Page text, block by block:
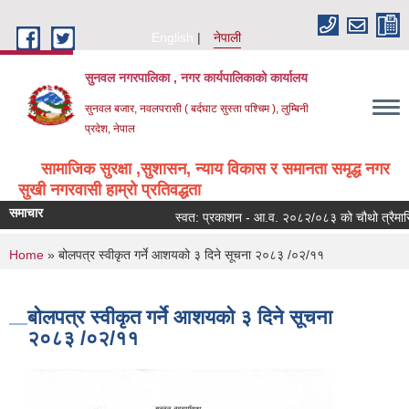
English
नेपाली
सुनवल नगरपालिका , नगर कार्यपालिकाको कार्यालय
सुनवल बजार, नवलपरासी ( बर्दघाट सुस्ता पश्चिम ), लुम्बिनी
प्रदेश, नेपाल
सामाजिक सुरक्षा ,सुशासन, न्याय विकास र समानता समृद्ध नगर
सुखी नगरवासी हाम्रो प्रतिवद्धता
समाचार स्वत: प्रकाशन - आ.व. २०८२/०८३ को चौथो त्रैमासिक
You are here
Home » बोलपत्र स्वीकृत गर्ने आशयको ३ दिने सूचना २०८३ /०२/११
बोलपत्र स्वीकृत गर्ने आशयको ३ दिने सूचना
२०८३ /०२/११